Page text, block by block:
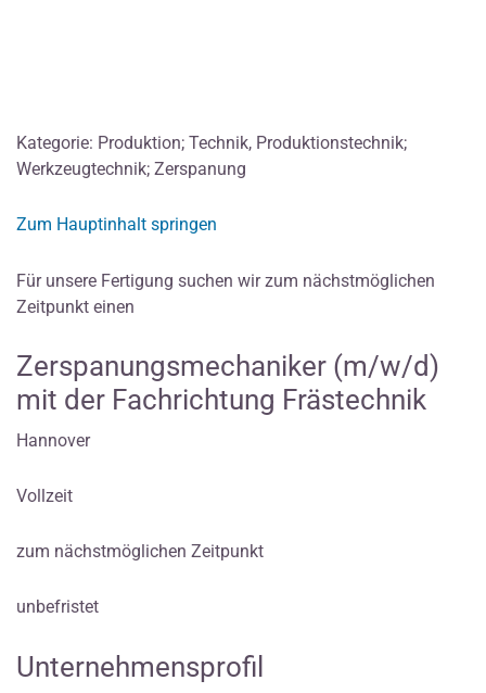
Kategorie: Produktion; Technik, Produktionstechnik;
Werkzeugtechnik; Zerspanung
Zum Hauptinhalt springen
Für unsere Fertigung suchen wir zum nächstmöglichen
Zeitpunkt einen
Zerspanungsmechaniker (m/w/d)
mit der Fachrichtung Frästechnik
Hannover
Vollzeit
zum nächstmöglichen Zeitpunkt
unbefristet
Unternehmensprofil